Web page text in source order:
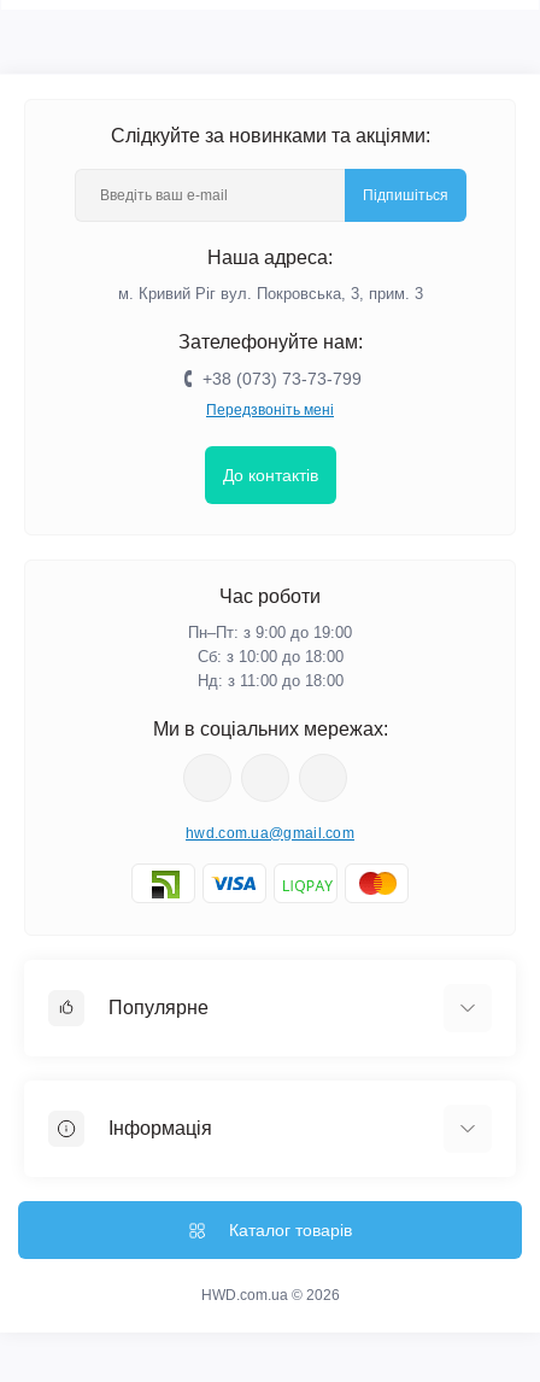
Слідкуйте за новинками та акціями:
Підпишіться
Наша адреса:
м. Кривий Ріг вул. Покровська, 3, прим. 3
Зателефонуйте нам:
+38 (073) 73-73-799
Передзвоніть мені
До контактів
Час роботи
Пн–Пт: з 9:00 до 19:00
Сб: з 10:00 до 18:00
Нд: з 11:00 до 18:00
Ми в соціальних мережах:
hwd.com.ua@gmail.com
Популярне
Медальниці
Інформація
Про магазин
Гарантія та повернення
Каталог товарів
HWD.com.ua © 2026